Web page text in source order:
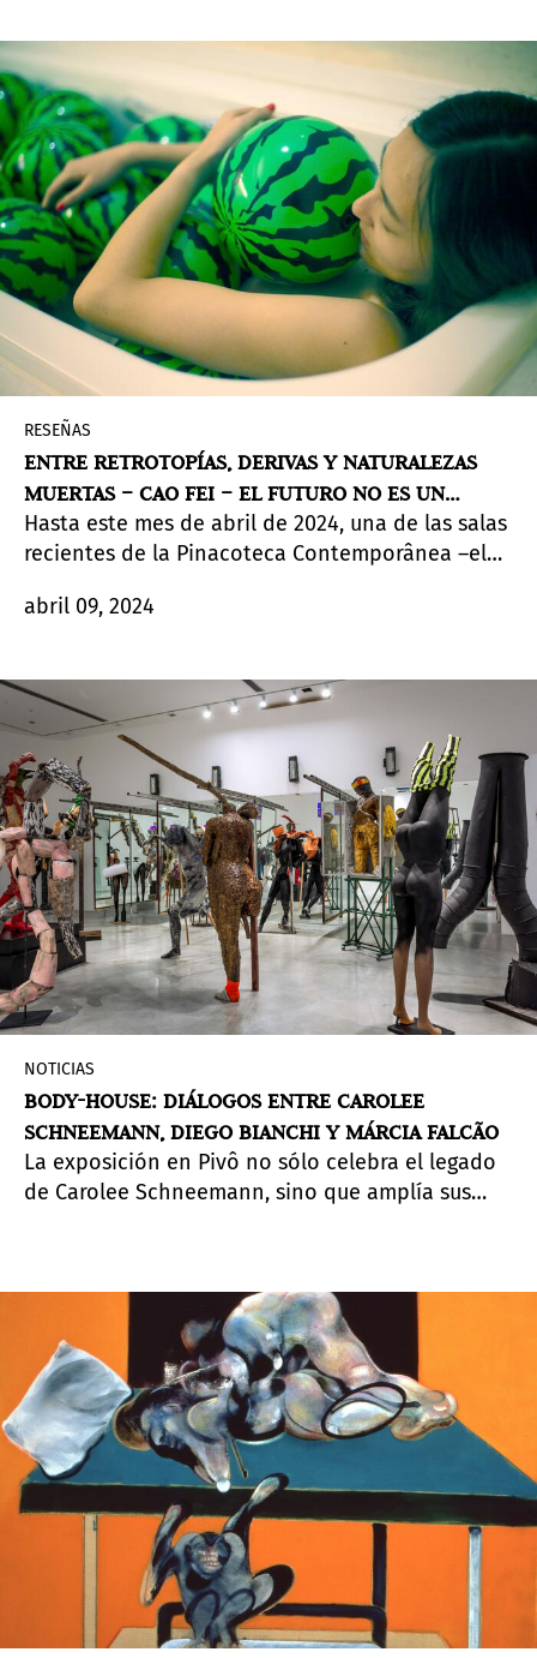
2024
RESEÑAS
ENTRE RETROTOPÍAS, DERIVAS Y NATURALEZAS
MUERTAS – CAO FEI – EL FUTURO NO ES UN
SUEÑO
Hasta este mes de abril de 2024, una de las salas
recientes de la Pinacoteca Contemporânea –el
Pinacoteca do Estado de São Paulo inaugurado
donde pasado y futuro, tradición y modernidad,
nostalgia y deslumbramiento, fortaleza y ruina,
entre otros ejes poéticos, se presentan ante un
visitante que se encuentra atrapado entre la
perplejidad y la fascinación. La autora de esta
suspensión del tiempo es la artista china Cao Fei
(Guanghzou, 1978), una de las artistas clave del
mundo contemporáneo, que realiza su primera
muestra individual en Sudamérica tras (más
discretas) participaciones en la 29ª Bienal de
São Paulo (2010) y en la 9ª Bienal del Mercosur
(2013), en Porto Alegre, al sur del país.
abril 09, 2024
NOTICIAS
BODY-HOUSE: DIÁLOGOS ENTRE CAROLEE
SCHNEEMANN, DIEGO BIANCHI Y MÁRCIA FALCÃO
La exposición en Pivô no sólo celebra el legado
de Carolee Schneemann, sino que amplía sus